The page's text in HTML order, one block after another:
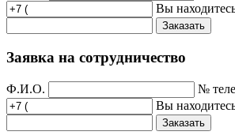
Вы
Заказать
Заявка на сотрудничество
Ф.И.О.
№
Вы
Заказать